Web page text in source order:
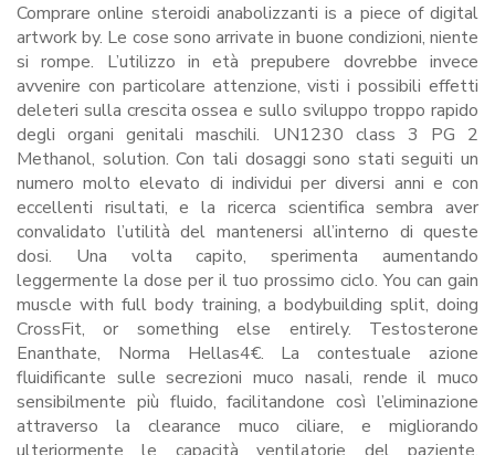
Comprare online steroidi anabolizzanti is a piece of digital
artwork by. Le cose sono arrivate in buone condizioni, niente
si rompe. L’utilizzo in età prepubere dovrebbe invece
avvenire con particolare attenzione, visti i possibili effetti
deleteri sulla crescita ossea e sullo sviluppo troppo rapido
degli organi genitali maschili. UN1230 class 3 PG 2
Methanol, solution. Con tali dosaggi sono stati seguiti un
numero molto elevato di individui per diversi anni e con
eccellenti risultati, e la ricerca scientifica sembra aver
convalidato l’utilità del mantenersi all’interno di queste
dosi. Una volta capito, sperimenta aumentando
leggermente la dose per il tuo prossimo ciclo. You can gain
muscle with full body training, a bodybuilding split, doing
CrossFit, or something else entirely. Testosterone
Enanthate, Norma Hellas4€. La contestuale azione
fluidificante sulle secrezioni muco nasali, rende il muco
sensibilmente più fluido, facilitandone così l’eliminazione
attraverso la clearance muco ciliare, e migliorando